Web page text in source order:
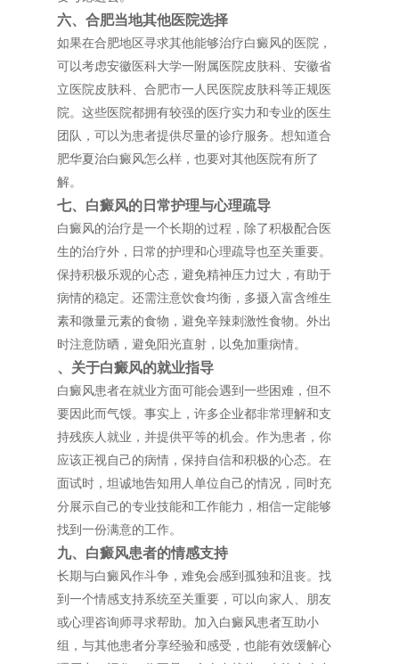
六、合肥当地其他医院选择
如果在合肥地区寻求其他能够治疗白癜风的医院，
可以考虑安徽医科大学一附属医院皮肤科、安徽省
立医院皮肤科、合肥市一人民医院皮肤科等正规医
院。这些医院都拥有较强的医疗实力和专业的医生
团队，可以为患者提供尽量的诊疗服务。想知道合
肥华夏治白癜风怎么样，也要对其他医院有所了
解。
七、白癜风的日常护理与心理疏导
白癜风的治疗是一个长期的过程，除了积极配合医
生的治疗外，日常的护理和心理疏导也至关重要。
保持积极乐观的心态，避免精神压力过大，有助于
病情的稳定。还需注意饮食均衡，多摄入富含维生
素和微量元素的食物，避免辛辣刺激性食物。外出
时注意防晒，避免阳光直射，以免加重病情。
、关于白癜风的就业指导
白癜风患者在就业方面可能会遇到一些困难，但不
要因此而气馁。事实上，许多企业都非常理解和支
持残疾人就业，并提供平等的机会。作为患者，你
应该正视自己的病情，保持自信和积极的心态。在
面试时，坦诚地告知用人单位自己的情况，同时充
分展示自己的专业技能和工作能力，相信一定能够
找到一份满意的工作。
九、白癜风患者的情感支持
长期与白癜风作斗争，难免会感到孤独和沮丧。找
到一个情感支持系统至关重要，可以向家人、朋友
或心理咨询师寻求帮助。加入白癜风患者互助小
组，与其他患者分享经验和感受，也能有效缓解心